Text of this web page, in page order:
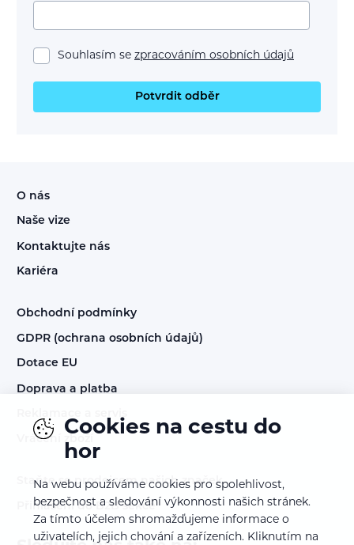
Souhlasím se zpracováním osobních údajů
Potvrdit odběr
O nás
Naše vize
Kontaktujte nás
Kariéra
Obchodní podmínky
GDPR (ochrana osobních údajů)
Dotace EU
Doprava a platba
Reklamace a servis
Vrácení zboží
Staňte se prodejcem našich značek
Přihlášení do B2B sekce
Cookies na cestu do
hor
Na webu používáme cookies pro spolehlivost,
bezpečnost a sledování výkonnosti našich stránek.
Za tímto účelem shromažďujeme informace o
uživatelích, jejich chování a zařízeních. Kliknutím na